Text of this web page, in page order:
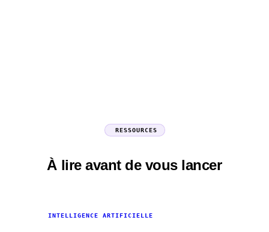
RESSOURCES
À lire avant de vous lancer
INTELLIGENCE ARTIFICIELLE